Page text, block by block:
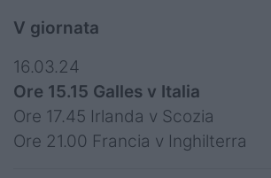
V giornata
16.03.24
Ore 15.15 Galles v Italia
Ore 17.45 Irlanda v Scozia
Ore 21.00 Francia v Inghilterra